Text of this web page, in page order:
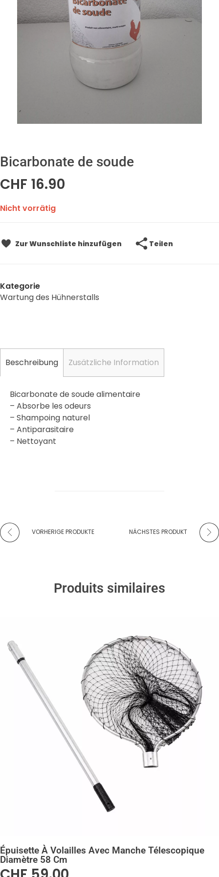
Bicarbonate de soude
CHF 16.90
Nicht vorrätig
Zur Wunschliste hinzufügen Teilen
Kategorie
Wartung des Hühnerstalls
Beschreibung Zusätzliche Information
Bicarbonate de soude alimentaire
– Absorbe les odeurs
– Shampoing naturel
– Antiparasitaire
– Nettoyant
VORHERIGE PRODUKTE NÄCHSTES PRODUKT
Produits similaires
Épuisette À Volailles Avec Manche Télescopique
Diamètre 58 Cm